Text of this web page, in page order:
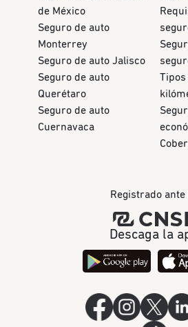
de México
Seguro de auto
Monterrey
Seguro de auto Jalisco
Seguro de auto
Querétaro
Seguro de auto
Cuernavaca
Registrado ante
Descaga la